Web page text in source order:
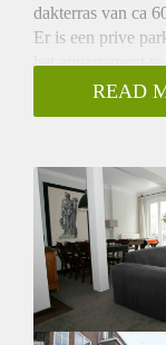
dakterras van ca
Er is een prive
het appartement
Grote
2 Ruime
pits fornuis met
open slaande
Luxe badkamer
Het appartement
Het buiten
Het dakterras
geschilderd.
READ